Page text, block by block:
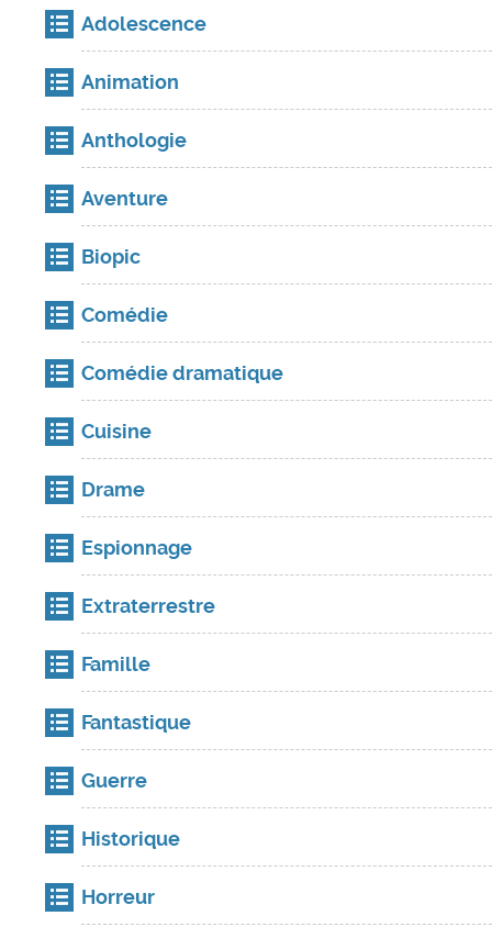
Adolescence
Animation
Anthologie
Aventure
Biopic
Comédie
Comédie dramatique
Cuisine
Drame
Espionnage
Extraterrestre
Famille
Fantastique
Guerre
Historique
Horreur